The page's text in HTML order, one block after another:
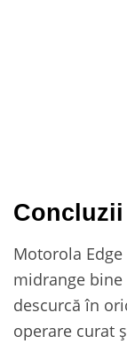
Concluzii
Motorola
midrange
descurcă în
operare curat